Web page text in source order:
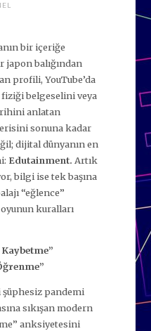
bir içeriğe
japon balığından
profili, YouTube’da
belgeselini veya
anlatan
sonuna kadar
dijital dünyanın en
Edutainment. Artık
bilgi ise tek başına
“eğlence”
kuralları
şüphesiz pandemi
sıkışan modern
anksiyetesini